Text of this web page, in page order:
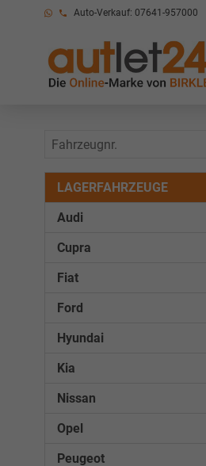
Auto-Verkauf: 07641-957000
Fahrzeugnr.
LAGERFAHRZEUGE
Audi
Cupra
Fiat
Ford
Hyundai
Kia
Nissan
Opel
Peugeot